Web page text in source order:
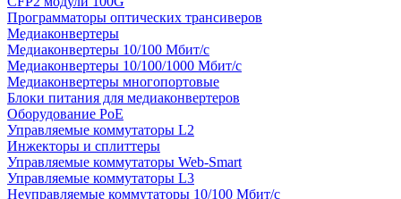
Программаторы оптических трансиверов
Медиаконвертеры
Медиаконвертеры 10/100 Мбит/с
Медиаконвертеры 10/100/1000 Мбит/c
Медиаконвертеры многопортовые
Блоки питания для медиаконвертеров
Оборудование PoE
Управляемые коммутаторы L2
Инжекторы и сплиттеры
Управляемые коммутаторы Web-Smart
Управляемые коммутаторы L3
Неуправляемые коммутаторы 10/100 Мбит/с